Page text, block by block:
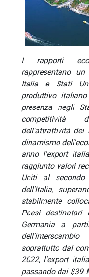
I rapporti
rappresentano
Italia e Stati
produttivo
presenza negli
competitività
dell'attrattività dei
dinamismo
anno l'export
raggiunto valori
Uniti al
dell'Italia,
stabilmente
Paesi
Germania a
soprattutto dal
2022, l'export
passando dai $39